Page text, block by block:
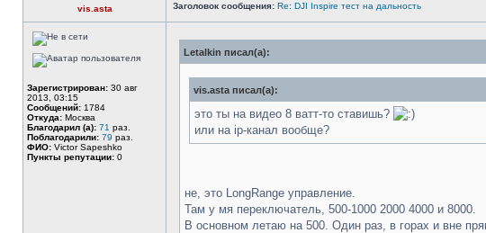
vis.asta Заголовок сообщения: Re: DJI Inspire тест на дальность
Зарегистрирован: 30 авг
2013, 03:15
Сообщений: 1784
Откуда: Москва
Благодарил (а): 71 раз.
Поблагодарили: 79 раз.
ФИО: Victor Sapeshko
Пункты репутации: 0
Letalkin писал(а):
vis.asta писал(а):
это ты на видео 8 ватт-то ставишь?
или на ip-канал вообще?
не, это LongRange управление.
Там у мя переключатель, 500-1000 2000 4000 и 8000.
В основном летаю на 500. Один раз, в горах и вне